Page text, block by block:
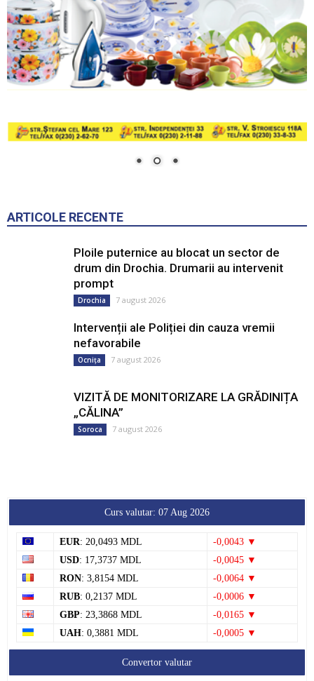
ARTICOLE RECENTE
Ploile puternice au blocat un sector de
drum din Drochia. Drumarii au intervenit
prompt
Drochia 7 august 2026
Intervenții ale Poliției din cauza vremii
nefavorabile
Ocnița 7 august 2026
VIZITĂ DE MONITORIZARE LA GRĂDINIȚA
„CĂLINA”
Soroca 7 august 2026
Curs valutar: 07 Aug 2026
EUR: 20,0493 MDL
-0,0043 ▼
USD: 17,3737 MDL
-0,0045 ▼
RON: 3,8154 MDL
-0,0064 ▼
RUB: 0,2137 MDL
-0,0006 ▼
GBP: 23,3868 MDL
-0,0165 ▼
UAH: 0,3881 MDL -0,0005 ▼
Convertor valutar